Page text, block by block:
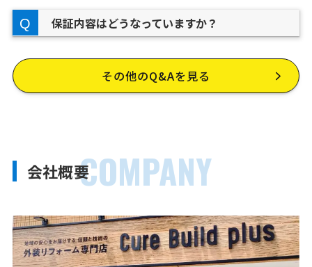
保証内容はどうなっていますか？
その他のQ&Aを見る
COMPANY
会社概要